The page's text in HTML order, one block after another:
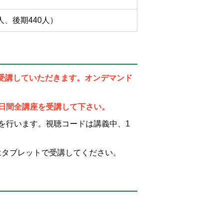
後期440人）
講していただきます。オンデマンド
全講座を受講して下さい。
行います。視聴コードは講義中、1
ブレットで受講してください。